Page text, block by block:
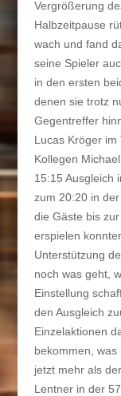
Vergrößerung
Halbzeitpause
wach und fand
seine Spieler
in den ersten
denen sie trotz
Gegentreffer
Lucas Kröger im
Kollegen
15:15 Ausgleich
zum 20:20 in
die Gäste bis
erspielen
Unterstützung
noch was geht,
Einstellung
den Ausgleich
Einzelaktionen
bekommen,
jetzt mehr als
Lentner in der